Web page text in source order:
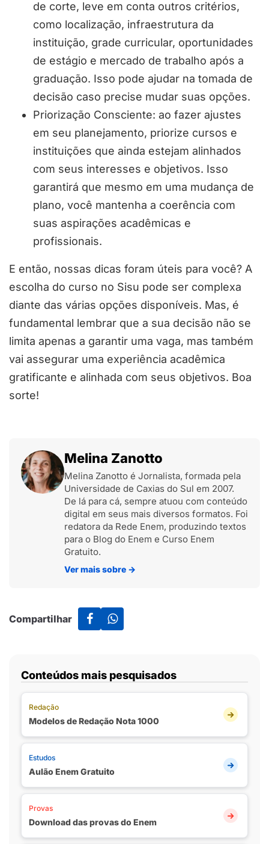
de corte, leve em conta outros critérios,
como localização, infraestrutura da
instituição, grade curricular, oportunidades
de estágio e mercado de trabalho após a
graduação. Isso pode ajudar na tomada de
decisão caso precise mudar suas opções.
Priorização Consciente: ao fazer ajustes
em seu planejamento, priorize cursos e
instituições que ainda estejam alinhados
com seus interesses e objetivos. Isso
garantirá que mesmo em uma mudança de
plano, você mantenha a coerência com
suas aspirações acadêmicas e
profissionais.
E então, nossas dicas foram úteis para você? A
escolha do curso no Sisu pode ser complexa
diante das várias opções disponíveis. Mas, é
fundamental lembrar que a sua decisão não se
limita apenas a garantir uma vaga, mas também
vai assegurar uma experiência acadêmica
gratificante e alinhada com seus objetivos. Boa
sorte!
Melina Zanotto
Melina Zanotto é Jornalista, formada pela
Universidade de Caxias do Sul em 2007.
De lá para cá, sempre atuou com conteúdo
digital em seus mais diversos formatos. Foi
redatora da Rede Enem, produzindo textos
para o Blog do Enem e Curso Enem
Gratuito.
Ver mais sobre →
Compartilhar
Conteúdos mais pesquisados
Redação
Modelos de Redação Nota 1000
Estudos
Aulão Enem Gratuito
Provas
Download das provas do Enem